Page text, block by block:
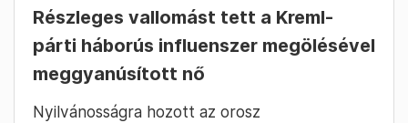
Részleges vallomást tett a Kreml-
párti háborús influenszer megölésével
meggyanúsított nő
Nyilvánosságra hozott az orosz